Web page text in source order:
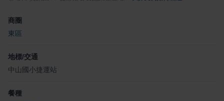
商圈
東區
地標/交通
中山國小捷運站
餐種